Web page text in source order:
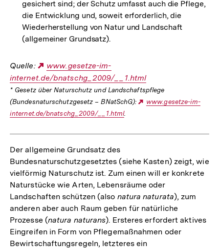
gesichert sind; der Schutz umfasst auch die Pflege,
die Entwicklung und, soweit erforderlich, die
Wiederherstellung von Natur und Landschaft
(allgemeiner Grundsatz).
Quelle:
Externer
Link:
www.gesetze-im-
internet.de/bnatschg_2009/__1.html
* Gesetz über Naturschutz und Landschaftspflege
(Bundesnaturschutzgesetz – BNatSchG):
Externer
www.gesetze-im-
internet.de/bnatschg_2009/__1.html.
Der allgemeine Grundsatz des
Bundesnaturschutzgesetztes (siehe Kasten) zeigt, wie
vielförmig Naturschutz ist. Zum einen will er konkrete
Naturstücke wie Arten, Lebensräume oder
Landschaften schützen (also natura naturata), zum
anderen aber auch Raum geben für natürliche
Prozesse (natura naturans). Ersteres erfordert aktives
Eingreifen in Form von Pflegemaßnahmen oder
Bewirtschaftungsregeln, letzteres ein